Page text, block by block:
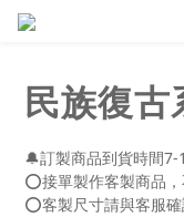
民族復
🔔訂製商品到貨時間
⭕接單製作客製商品
⭕客製尺寸請與客服